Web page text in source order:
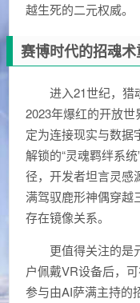
越生死的二元权威。
赛博时代的招魂
进入21世纪，猎
2023年爆红的开放
定为连接现实与数据
解锁的“灵魂羁绊系
径，开发者坦言灵
满驾驭鹿形神偶穿越
存在镜像关系。
更值得关注的是
户佩戴VR设备后，
参与由AI萨满主持的